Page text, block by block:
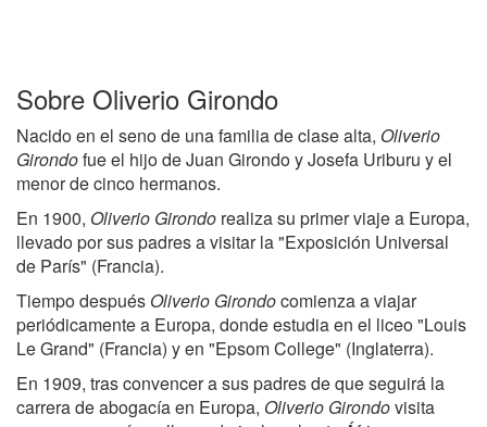
Sobre Oliverio Girondo
Nacido en el seno de una familia de clase alta, Oliverio
Girondofue el hijo de Juan Girondo y Josefa Uriburu y el
menor de cinco hermanos.
En 1900, Oliverio Girondo realiza su primer viaje a Europa,
llevado por sus padres a visitar la "Exposición Universal
de París" (Francia).
Tiempo después Oliverio Girondocomienza a viajar
periódicamente a Europa, donde estudia en el liceo "Louis
Le Grand" (Francia) y en "Epsom College" (Inglaterra).
En 1909, tras convencer a sus padres de que seguirá la
carrera de abogacía en Europa, Oliverio Girondovisita